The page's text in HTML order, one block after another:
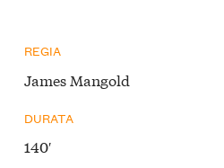
REGIA
James Mangold
DURATA
140′